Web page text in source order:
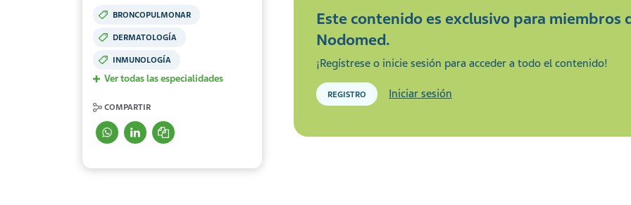
BRONCOPULMONAR
DERMATOLOGÍA
INMUNOLOGÍA
Ver todas las especialidades
COMPARTIR
Este contenido es exclusivo para miembros
Nodomed.
¡Regístrese o inicie sesión para acceder a todo el contenido!
REGISTRO Iniciar sesión